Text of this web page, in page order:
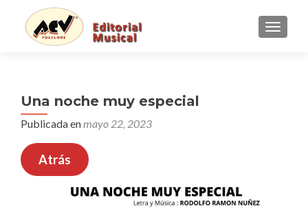
Una noche muy especial
Publicada enmayo 22, 2023
Atrás